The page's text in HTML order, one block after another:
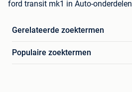
ford transit mk1 in Auto-onderdelen
Gerelateerde zoektermen
Populaire zoektermen